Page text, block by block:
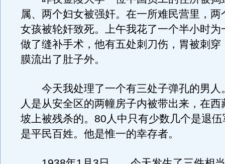
属、两个妇女被强奸。在一所难民营里，两
女孩被轮奸致死。上午我花了一个半小时为
做了缝补手术，他有五处刺刀伤，胃被刺穿
膜流出了肚子外。
今天我处理了一个有三处子弹孔的男人
人是从安全区的两幢房子内被带出来，在西
坡上被残杀的。80人中只有少数几个是退
是平民百姓。他是惟一的幸存者。